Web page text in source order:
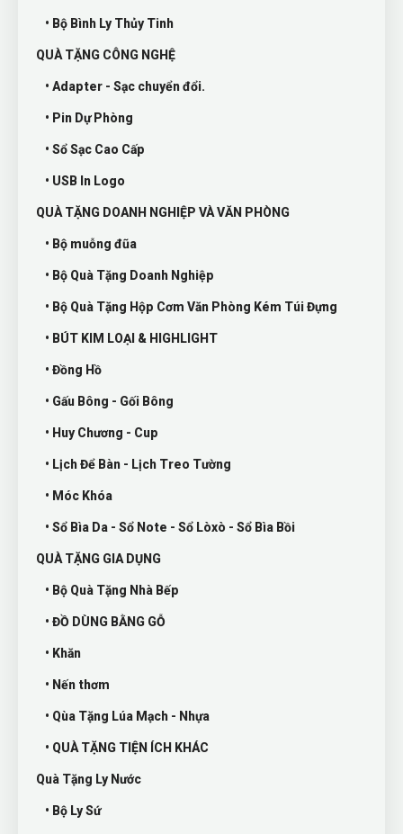
• Bộ Bình Ly Thủy Tinh
QUÀ TẶNG CÔNG NGHỆ
• Adapter - Sạc chuyển đổi.
• Pin Dự Phòng
• Sổ Sạc Cao Cấp
• USB In Logo
QUÀ TẶNG DOANH NGHIỆP VÀ VĂN PHÒNG
• Bộ muỗng đũa
• Bộ Quà Tặng Doanh Nghiệp
• Bộ Quà Tặng Hộp Cơm Văn Phòng Kém Túi Đựng
• BÚT KIM LOẠI & HIGHLIGHT
• Đồng Hồ
• Gấu Bông - Gối Bông
• Huy Chương - Cup
• Lịch Để Bàn - Lịch Treo Tường
• Móc Khóa
• Sổ Bìa Da - Sổ Note - Sổ Lòxò - Sổ Bìa Bồi
QUÀ TẶNG GIA DỤNG
• Bộ Quà Tặng Nhà Bếp
• ĐỒ DÙNG BẰNG GỖ
• Khăn
• Nến thơm
• Qùa Tặng Lúa Mạch - Nhựa
• QUÀ TẶNG TIỆN ÍCH KHÁC
Quà Tặng Ly Nước
• Bộ Ly Sứ